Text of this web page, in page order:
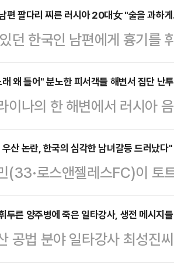
고르 요새' 앞에 설치된 '큰
와 어울리지 않는다는 이유
각상은 코펜하겐 해변의 바
가슴 부분이 강조돼 있어
의 미술 평론가 마티아스 크
적했다.성직자 …
편 팔다리 찌른 러시아 20대女 "술을 과하
던 한국인 남편에게 흉기를
다.경기 의정부경찰서는 특
있다고 8일 밝혔다.A씨는
잠을 자고 있던 30대 남편
다.B씨는 밖으로 도망쳐 나
전해졌다.신고를 받고 출동
범행 전에 남편, 지인과 함께
…
왜 틀어" 분노한 피서객들 해변서 집단 난
이나의 한 해변에서 러시아
투극을 벌였다. 러시아 침공
악 재생을 엄격하게 금지하
면 이날 우크라이나 흑해 연
을 벌였다.당시 상황이 담긴
피서객들 사이에서 갑자기
성 두 명이 머리채를 움켜쥐
들을 말리는 사이…
산 논란, 한국의 심각한 남녀갈등 드러났다"
(33·로스앤젤레스FC)이 토
로 '우산 비매너' 논란에 휩
주목했다.NYT는 7일(현지시
들어줘야 했던 걸까'라는 제
바 '손흥민 우산 논란'과 그
두른 양주병에 죽은 일타강사, 생전 메시지
공법 분야 일타강사 최성진
그가 생전에 아내에게 보낸